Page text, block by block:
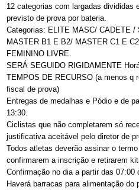
12 categorias com largadas divididas
previsto de prova por bateria.
Categorias: ELITE MASC/ CADETE /
MASTER B1 E B2/ MASTER C1 E
FEMININO LIVRE.
SERÁ SEGUIDO RIGIDAMENTE
TEMPOS DE RECURSO (a menos q
fiscal de prova)
Entregas de medalhas e Pódio e de
13:30.
Ciclistas que não completarem só
justificativa aceitável pelo diretor de
Todos atletas deverão assinar o
confirmarem a inscrição e retirarem
Confirmação no dia a partir das 07:00
Haverá barracas para alimentação do